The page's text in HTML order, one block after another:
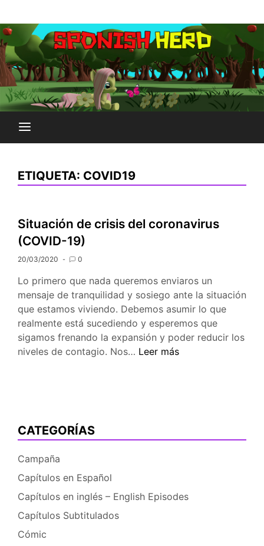
al
contenido
SPONISH HERD
ETIQUETA: COVID19
Situación de crisis del coronavirus
(COVID-19)
20/03/2020 0
Lo primero que nada queremos enviaros un
mensaje de tranquilidad y sosiego ante la situación
que estamos viviendo. Debemos asumir lo que
realmente está sucediendo y esperemos que
sigamos frenando la expansión y poder reducir los
niveles de contagio. Nos… Situación
Leer más
CATEGORÍAS
Campaña
Capítulos en Español
Capítulos en inglés – English Episodes
Capítulos Subtitulados
Cómic